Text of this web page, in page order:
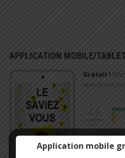
APPLICATION MOBILE/
Gratuit !
anecdotes
https://
Application mobile